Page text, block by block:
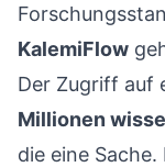
KalemiFlow
Der Zugriff auf
Millionen
die eine